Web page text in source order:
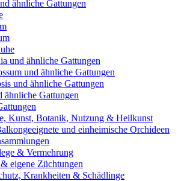
ähnliche Gattungen
und ähnliche Gattungen
und ähnliche Gattungen
und ähnliche Gattungen
Gattungen
Kunst, Botanik, Nutzung & Heilkunst
und einheimische Orchideen
& Vermehrung
eigene Züchtungen
Krankheiten & Schädlinge